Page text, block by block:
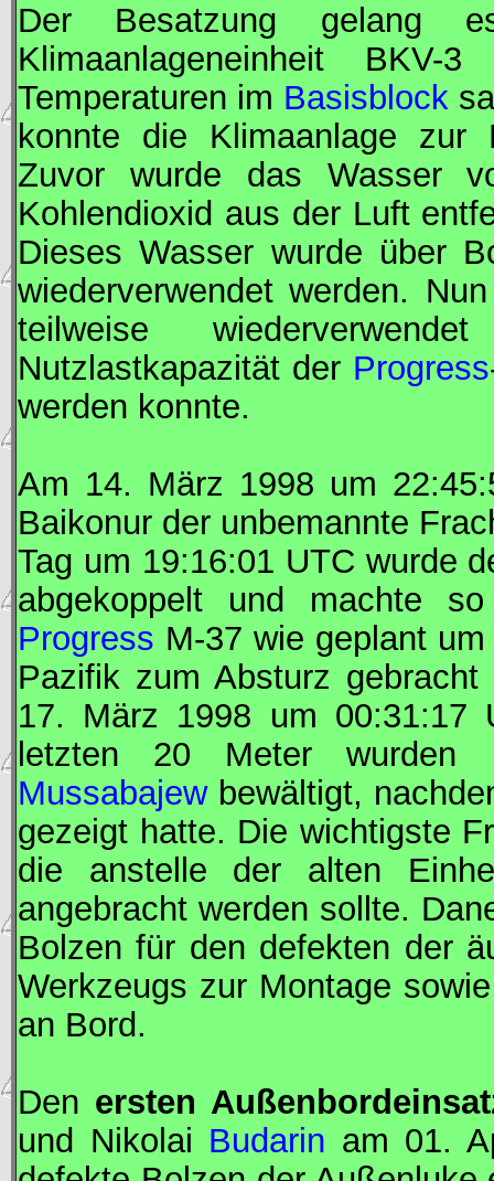
Der Besatzung
Klimaanlageneinheit
Temperaturen im Basisblock
konnte die Klimaanlage zur
Zuvor wurde das Wasser
Kohlendioxid aus der Luft
Dieses Wasser wurde über
wiederverwendet werden.
teilweise
Nutzlastkapazität der Progress
werden konnte.
Am 14. März 1998 um
Baikonur der unbemannte
Tag um 19:16:01 UTC wurde
abgekoppelt und machte
Progress M-37 wie geplant
Pazifik zum Absturz
17. März 1998 um 00:31:17
letzten 20 Meter wurden
Mussabajewbewältigt,
gezeigt hatte. Die wichtigste
die anstelle der alten
angebracht werden sollte.
Bolzen für den defekten der
Werkzeugs zur Montage
an Bord.
Den ersten
und Nikolai Budarin am 01.